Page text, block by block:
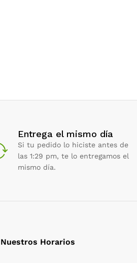
Entrega el mismo día
Si tu pedido lo hiciste antes de
las 1:29 pm, te lo entregamos el
mismo día.
Nuestros Horarios